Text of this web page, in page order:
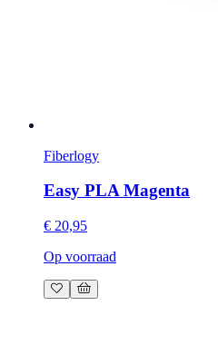
Fiberlogy
Easy PLA Magenta
€ 20,95
Op voorraad